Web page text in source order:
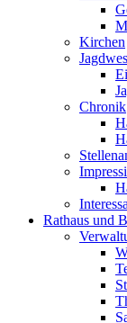
Kirchen
Chronik
Rathaus und